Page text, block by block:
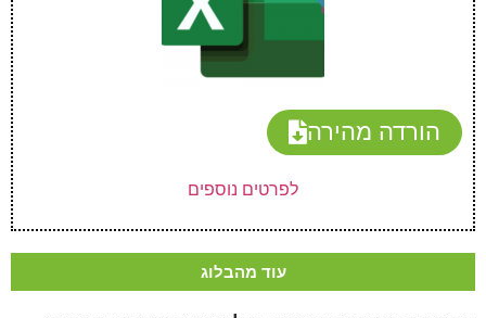
הורדה מהירה
לפרטים נוספים
עוד מהבלוג